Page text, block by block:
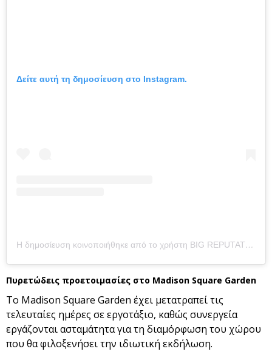
Δείτε αυτή τη δημοσίευση στο Instagram.
Η δημοσίευση κοινοποιήθηκε από το χρήστη BIG REPUTATION (Taylor’s Version) (@bigrep1985)
Πυρετώδεις προετοιμασίες στο Madison Square Garden
Το Madison Square Garden έχει μετατραπεί τις
τελευταίες ημέρες σε εργοτάξιο, καθώς συνεργεία
εργάζονται ασταμάτητα για τη διαμόρφωση του χώρου
που θα φιλοξενήσει την ιδιωτική εκδήλωση.